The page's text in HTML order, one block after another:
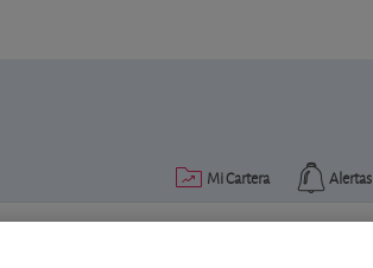
Alertas
Mi Cartera